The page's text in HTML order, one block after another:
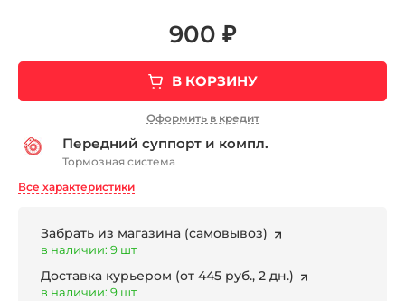
900 ₽
В КОРЗИНУ
Оформить в кредит
Передний суппорт и компл.
Тормозная система
Все характеристики
Забрать из магазина (самовывоз)
в наличии: 9 шт
Доставка курьером (от 445 руб., 2 дн.)
в наличии: 9 шт